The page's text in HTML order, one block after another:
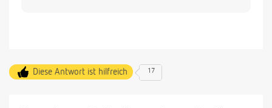
Diese Antwort ist hilfreich 17